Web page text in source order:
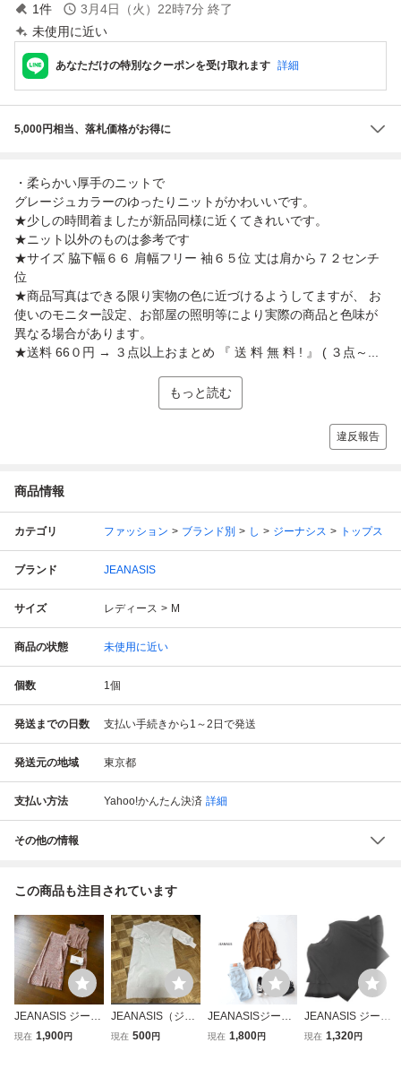
1件 3月4日（火）22時7分 終了
未使用に近い
あなただけの特別なクーポンを受け取れます 詳細
5,000円相当、落札価格がお得に
・柔らかい厚手のニットで
グレージュカラーのゆったりニットがかわいいです。
★少しの時間着ましたが新品同様に近くてきれいです。
★ニット以外のものは参考です
★サイズ 脇下幅６６ 肩幅フリー 袖６５位 丈は肩から７２センチ
位
★商品写真はできる限り実物の色に近づけるようしてますが、 お
使いのモニター設定、お部屋の照明等により実際の商品と色味が
異なる場合があります。
★送料 66０円 → ３点以上おまとめ 『 送 料 無 料 ! 』 ( ３点～...
もっと読む
違反報告
商品情報
カテゴリ ファッション ブランド別 し ジーナシス トップス
ブランド JEANASIS
サイズ レディース M
商品の状態 未使用に近い
個数 1個
発送までの日数 支払い手続きから1～2日で発送
発送元の地域 東京都
支払い方法 Yahoo!かんたん決済 詳細
その他の情報
この商品も注目されています
JEANASIS ジーナ
シス ブラウンミッ
現在 1,900円
JEANASIS（ジー
ナシス）ニットワ
現在 500円
JEANASISジーナ
シス★シアーシャ
現在 1,800円
JEANASIS ジーナ
シス フリル ニッ
現在 1,320円